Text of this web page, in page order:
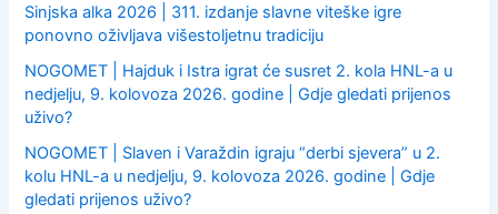
Sinjska alka 2026 | 311. izdanje slavne viteške igre
ponovno oživljava višestoljetnu tradiciju
NOGOMET | Hajduk i Istra igrat će susret 2. kola HNL-a u
nedjelju, 9. kolovoza 2026. godine | Gdje gledati prijenos
uživo?
NOGOMET | Slaven i Varaždin igraju “derbi sjevera” u 2.
kolu HNL-a u nedjelju, 9. kolovoza 2026. godine | Gdje
gledati prijenos uživo?